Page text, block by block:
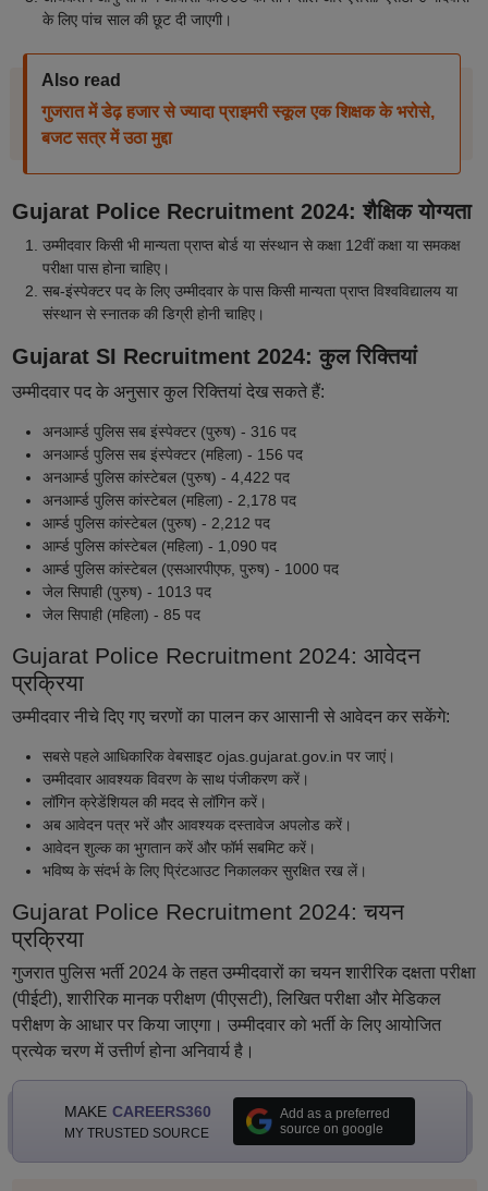
के लिए पांच साल की छूट दी जाएगी।
Also read
गुजरात में डेढ़ हजार से ज्यादा प्राइमरी स्कूल एक शिक्षक के भरोसे,
बजट सत्र में उठा मुद्दा
Gujarat Police Recruitment 2024: शैक्षिक योग्यता
उम्मीदवार किसी भी मान्यता प्राप्त बोर्ड या संस्थान से कक्षा 12वीं कक्षा या समकक्ष
परीक्षा पास होना चाहिए।
सब-इंस्पेक्टर पद के लिए उम्मीदवार के पास किसी मान्यता प्राप्त विश्वविद्यालय या
संस्थान से स्नातक की डिग्री होनी चाहिए।
Gujarat SI Recruitment 2024: कुल रिक्तियां
उम्मीदवार पद के अनुसार कुल रिक्तियां देख सकते हैं:
अनआर्म्ड पुलिस सब इंस्पेक्टर (पुरुष) - 316 पद
अनआर्म्ड पुलिस सब इंस्पेक्टर (महिला) - 156 पद
अनआर्म्ड पुलिस कांस्टेबल (पुरुष) - 4,422 पद
अनआर्म्ड पुलिस कांस्टेबल (महिला) - 2,178 पद
आर्म्ड पुलिस कांस्टेबल (पुरुष) - 2,212 पद
आर्म्ड पुलिस कांस्टेबल (महिला) - 1,090 पद
आर्म्ड पुलिस कांस्टेबल (एसआरपीएफ, पुरुष) - 1000 पद
जेल सिपाही (पुरुष) - 1013 पद
जेल सिपाही (महिला) - 85 पद
Gujarat Police Recruitment 2024: आवेदन
प्रक्रिया
उम्मीदवार नीचे दिए गए चरणों का पालन कर आसानी से आवेदन कर सकेंगे:
सबसे पहले आधिकारिक वेबसाइट ojas.gujarat.gov.in पर जाएं।
उम्मीदवार आवश्यक विवरण के साथ पंजीकरण करें।
लॉगिन क्रेडेंशियल की मदद से लॉगिन करें।
अब आवेदन पत्र भरें और आवश्यक दस्तावेज अपलोड करें।
आवेदन शुल्क का भुगतान करें और फॉर्म सबमिट करें।
भविष्य के संदर्भ के लिए प्रिंटआउट निकालकर सुरक्षित रख लें।
Gujarat Police Recruitment 2024: चयन
प्रक्रिया
गुजरात पुलिस भर्ती 2024 के तहत उम्मीदवारों का चयन शारीरिक दक्षता परीक्षा
(पीईटी), शारीरिक मानक परीक्षण (पीएसटी), लिखित परीक्षा और मेडिकल
परीक्षण के आधार पर किया जाएगा। उम्मीदवार को भर्ती के लिए आयोजित
प्रत्येक चरण में उत्तीर्ण होना अनिवार्य है।
MAKE CAREERS360
MY TRUSTED SOURCE
Add as a preferred
source on google